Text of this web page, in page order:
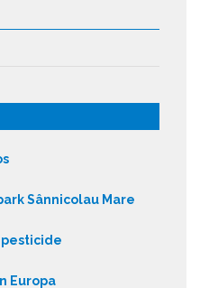
Sânnicolau Mare
Europa